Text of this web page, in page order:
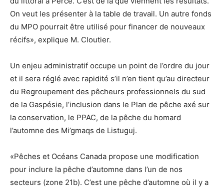
On veut les présenter à la table de travail. Un autre fonds
du MPO pourrait être utilisé pour financer de nouveaux
récifs», explique M. Cloutier.
Un enjeu administratif occupe un point de l’ordre du jour
et il sera réglé avec rapidité s’il n’en tient qu’au directeur
du Regroupement des pêcheurs professionnels du sud
de la Gaspésie, l’inclusion dans le Plan de pêche axé sur
la conservation, le PPAC, de la pêche du homard
l’automne des Mi’gmaqs de Listuguj.
«Pêches et Océans Canada propose une modification
pour inclure la pêche d’automne dans l’un de nos
secteurs (zone 21b). C’est une pêche d’automne où il y a